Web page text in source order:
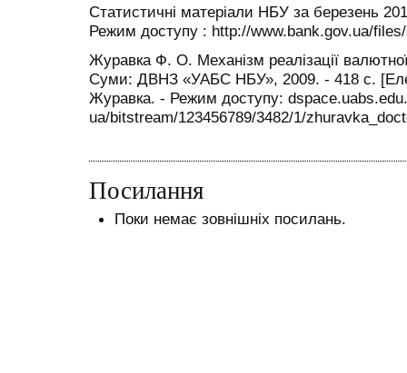
Статистичні матеріали НБУ за березень
Режим досту­пу : http://www.bank.gov.ua/
Журавка Ф. О. Механізм реалізації
Суми: ДВНЗ «УАБС НБУ», 2009. - 418 с.
Журавка. - Режим доступу: dspace.uabs.edu.
ua/bitstream/123456789/3482/1/
Посилання
Поки немає зовнішніх посилань.